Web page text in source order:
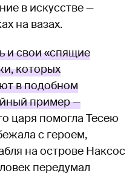
в искусстве —
на вазах.
и свои «спящие
которых
в подобном
пример —
царя помогла Тесею
с героем,
на острове Наксос
передумал